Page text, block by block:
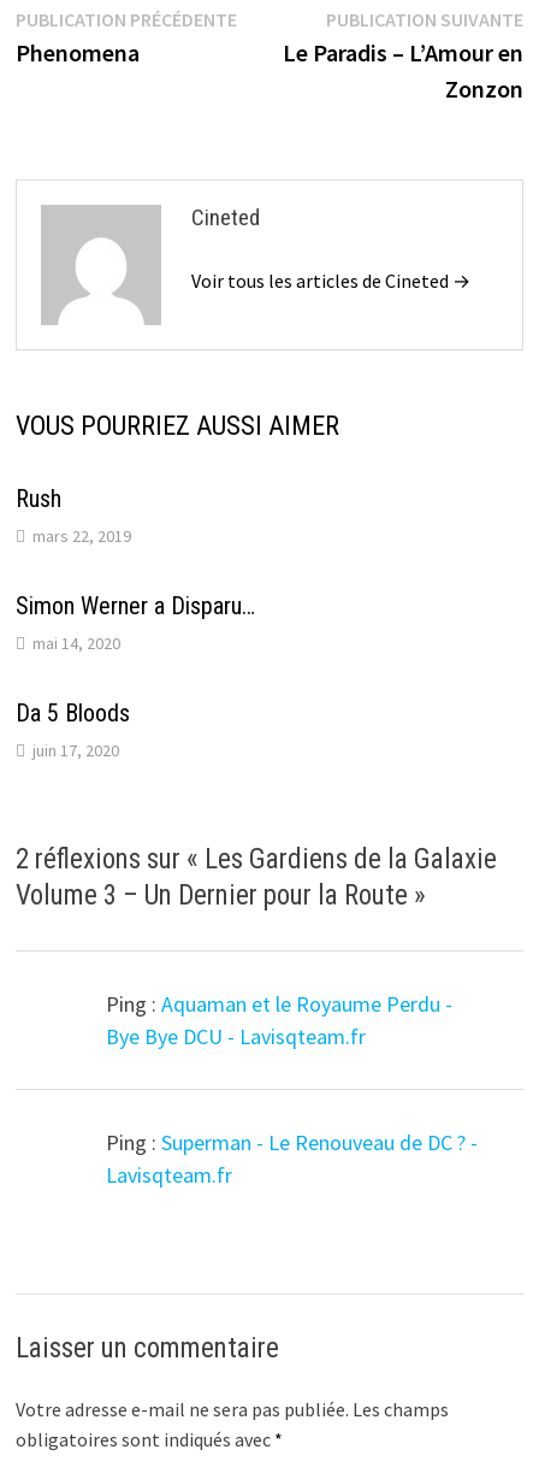
Navigation
de
PUBLICATION PRÉCÉDENTEPublication
précédente :
Phenomena
PUBLICATION SUIVANTE
Le Paradis – L’Amour en
Zonzon
Cineted
Voir tous les articles de Cineted →
VOUS POURRIEZ AUSSI AIMER
Rush
mars 22, 2019
Simon Werner a Disparu…
mai 14, 2020
Da 5 Bloods
juin 17, 2020
2 réflexions sur « Les Gardiens de la Galaxie
Volume 3 – Un Dernier pour la Route »
Ping : Aquaman et le Royaume Perdu -
Bye Bye DCU - Lavisqteam.fr
Ping : Superman - Le Renouveau de DC ? -
Lavisqteam.fr
Laisser un commentaire
Votre adresse e-mail ne sera pas publiée. Les champs
obligatoires sont indiqués avec *